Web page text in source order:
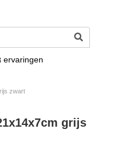
ervaringen
zwart
grijs